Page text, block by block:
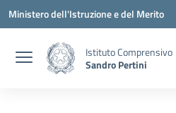
Vai ai contenuti
Vai al menu di navigazione
Vai al footer
Ministero dell'Istruzione e del Merito
Istituto Comprensivo
Sandro Pertini